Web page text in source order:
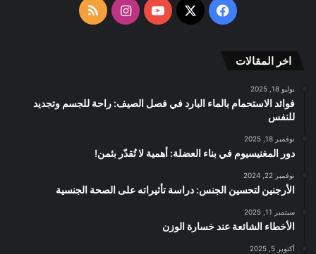
الموقع
فيسبوك
‫X
‫YouTubeانستقرامملخص
اخر المقالات
يوليو 18, 2025
فوائد الاستحمام بالماء البارد في فصل الصيف: راحة للجسم وتجديد
للنفس
نوفمبر 18, 2025
دور المغنيسيوم في بناء العضلة: أهمية لا تُقدّر بثمن!
نوفمبر 22, 2024
الأرجنين لتحسين الجنس: دراسة تأثيراته على الصحة الجنسية
سبتمبر 11, 2025
الأخطاء الشائعة عند خسارة الوزن
أكتوبر 5, 2025